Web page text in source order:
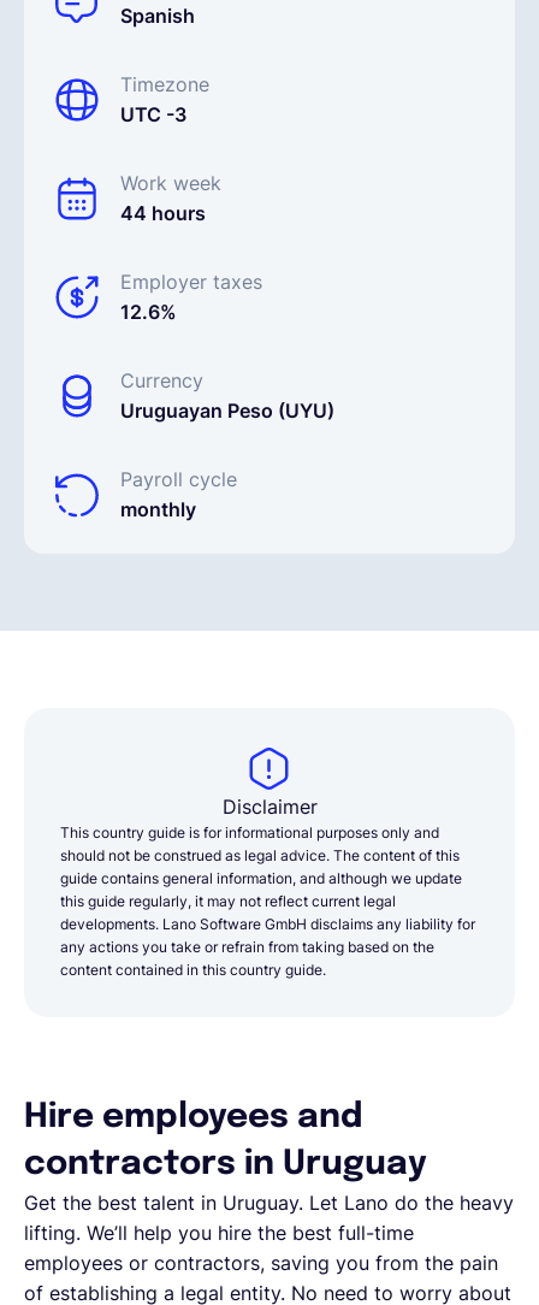
Spanish
Timezone
UTC -3
Work week
44 hours
Employer taxes
12.6%
Currency
Uruguayan Peso (UYU)
Payroll cycle
monthly
Disclaimer
This country guide is for informational purposes only and
should not be construed as legal advice. The content of this
guide contains general information, and although we update
this guide regularly, it may not reflect current legal
developments. Lano Software GmbH disclaims any liability for
any actions you take or refrain from taking based on the
content contained in this country guide.
Hire employees and
contractors in Uruguay
Get the best talent in Uruguay. Let Lano do the heavy
lifting. We’ll help you hire the best full-time
employees or contractors, saving you from the pain
of establishing a legal entity. No need to worry about